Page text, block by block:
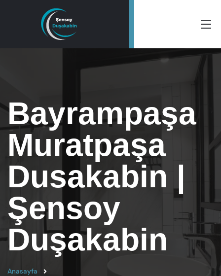
Bayrampaşa
Muratpaşa
Dusakabin |
Şensoy
Duşakabin
Anasayfa